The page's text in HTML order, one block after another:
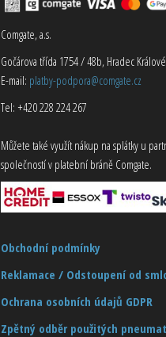
Comgate, a.s.
Gočárova třída 1754 / 48b, Hradec Králové
E-mail: platby-podpora@comgate.cz
Tel: +420 228 224 267
Můžete také využít nákup na splátky u
společností v platební bráně Comgate.
Obchodní podmínky
Reklamace / Odstoupení od
Ochrana osobních údajů GDPR
Zpětný odběr použitých